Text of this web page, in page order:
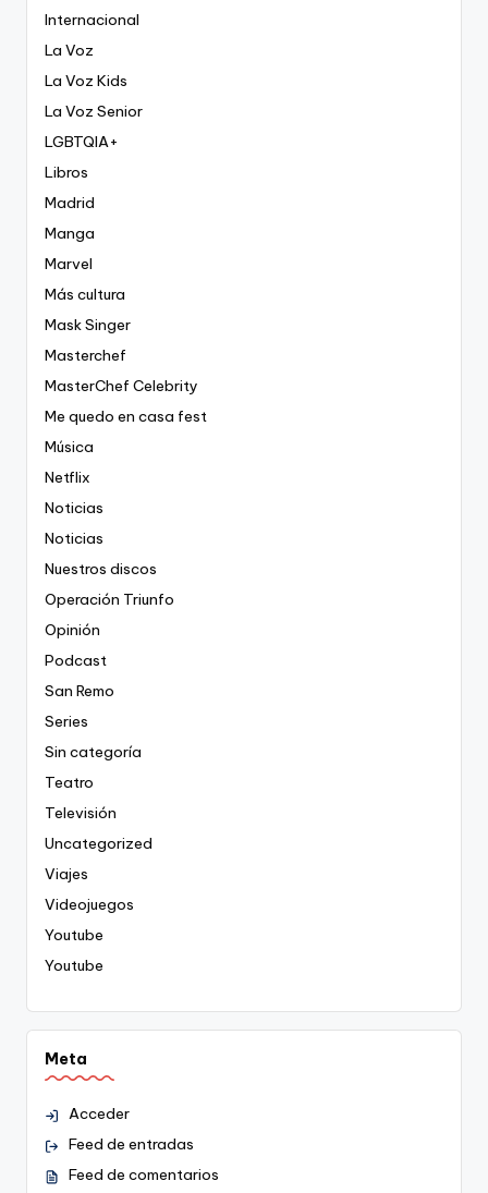
Internacional
La Voz
La Voz Kids
La Voz Senior
LGBTQIA+
Libros
Madrid
Manga
Marvel
Más cultura
Mask Singer
Masterchef
MasterChef Celebrity
Me quedo en casa fest
Música
Netflix
Noticias
Noticias
Nuestros discos
Operación Triunfo
Opinión
Podcast
San Remo
Series
Sin categoría
Teatro
Televisión
Uncategorized
Viajes
Videojuegos
Youtube
Youtube
Meta
Acceder
Feed de entradas
Feed de comentarios